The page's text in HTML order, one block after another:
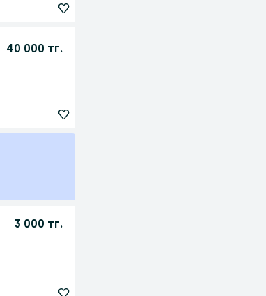
40 000 тг.
3 000 тг.